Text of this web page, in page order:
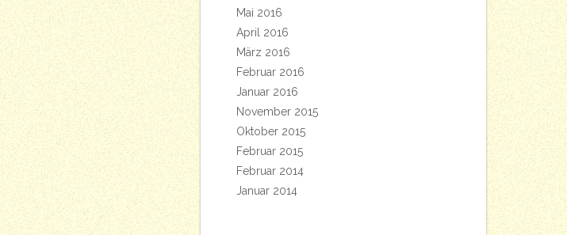
Mai 2016
April 2016
März 2016
Februar 2016
Januar 2016
November 2015
Oktober 2015
Februar 2015
Februar 2014
Januar 2014